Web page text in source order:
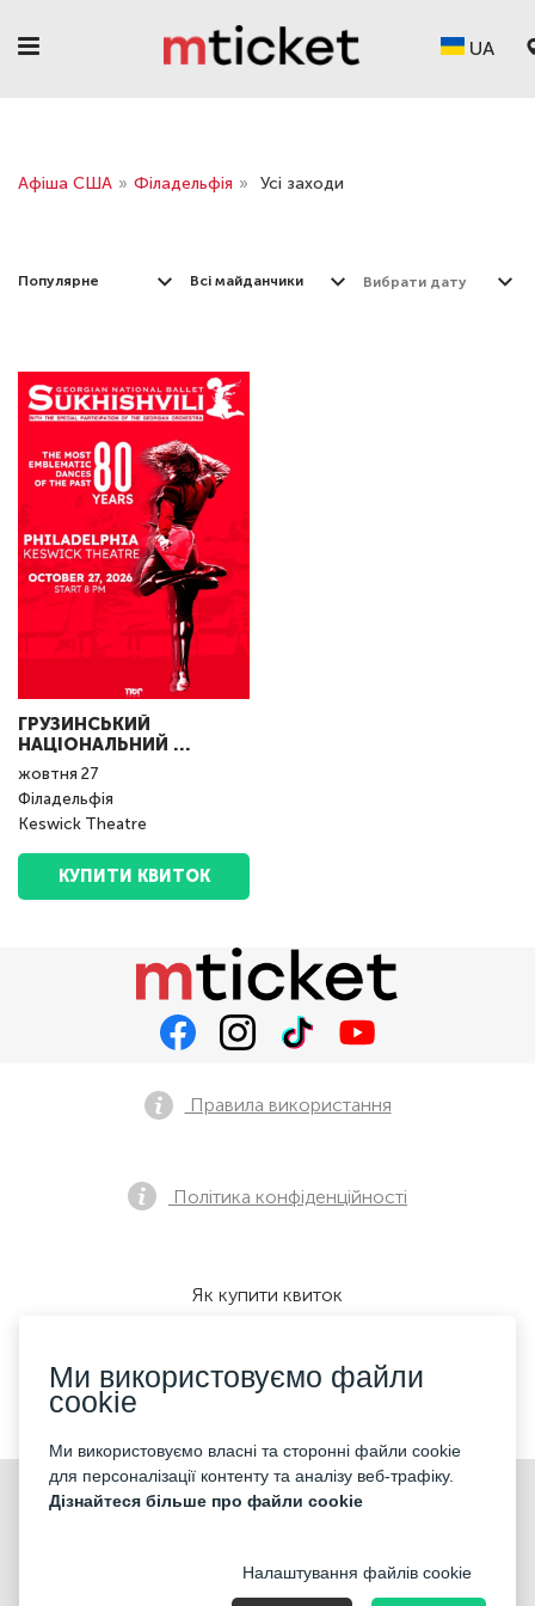
Ми використовуємо файли
cookie
Ми використовуємо власні та сторонні файли cookie
для персоналізації контенту та аналізу веб-трафіку.
Дізнайтеся більше про файли cookie
Налаштування файлів cookie
UA
Афіша США » Філадельфія » Усі заходи
Популярне Всі майданчики
ГРУЗИНСЬКИЙ
НАЦІОНАЛЬНИЙ ...
жовтня 27
Філадельфія
Keswick Theatre
КУПИТИ КВИТОК
©2026 «KONTRAMARKA LLC» Всі права захищені
Правила використання
Політика конфіденційності
Як купити квиток
Ми приймаємо: